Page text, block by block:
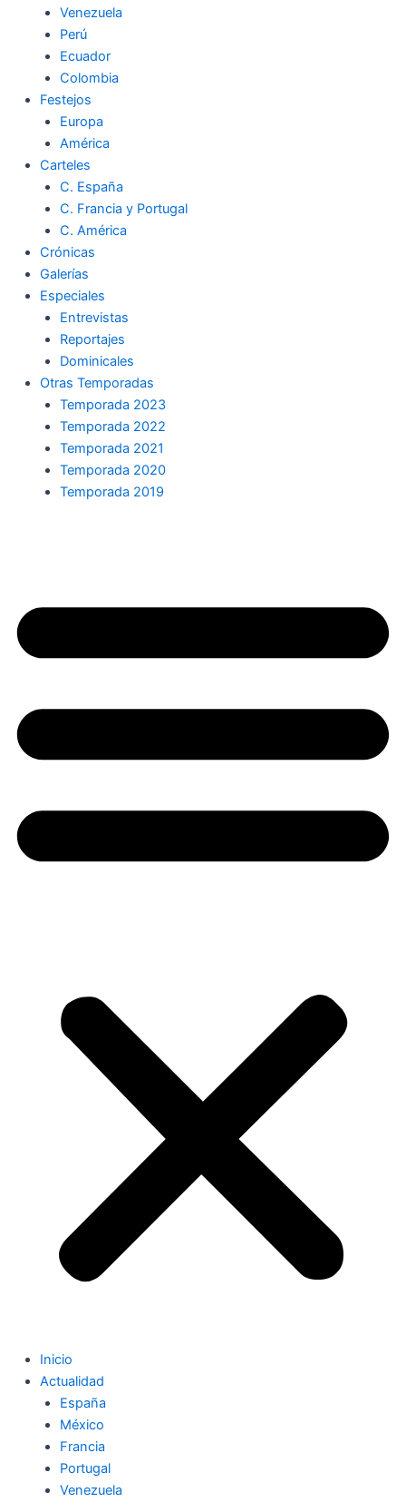
k
Venezuela
Perú
Ecuador
Colombia
Festejos
Europa
América
Carteles
C. España
C. Francia y Portugal
C. América
Crónicas
Galerías
Especiales
Entrevistas
Reportajes
Dominicales
Otras Temporadas
Temporada 2023
Temporada 2022
Temporada 2021
Temporada 2020
Temporada 2019
Inicio
Actualidad
España
México
Francia
Portugal
Venezuela